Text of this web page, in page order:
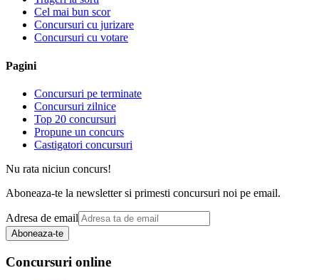
Cel mai bun scor
Concursuri cu jurizare
Concursuri cu votare
Pagini
Concursuri pe terminate
Concursuri zilnice
Top 20 concursuri
Propune un concurs
Castigatori concursuri
Nu rata niciun concurs!
Aboneaza-te la newsletter si primesti concursuri noi pe email.
Adresa de email
Aboneaza-te
Concursuri online